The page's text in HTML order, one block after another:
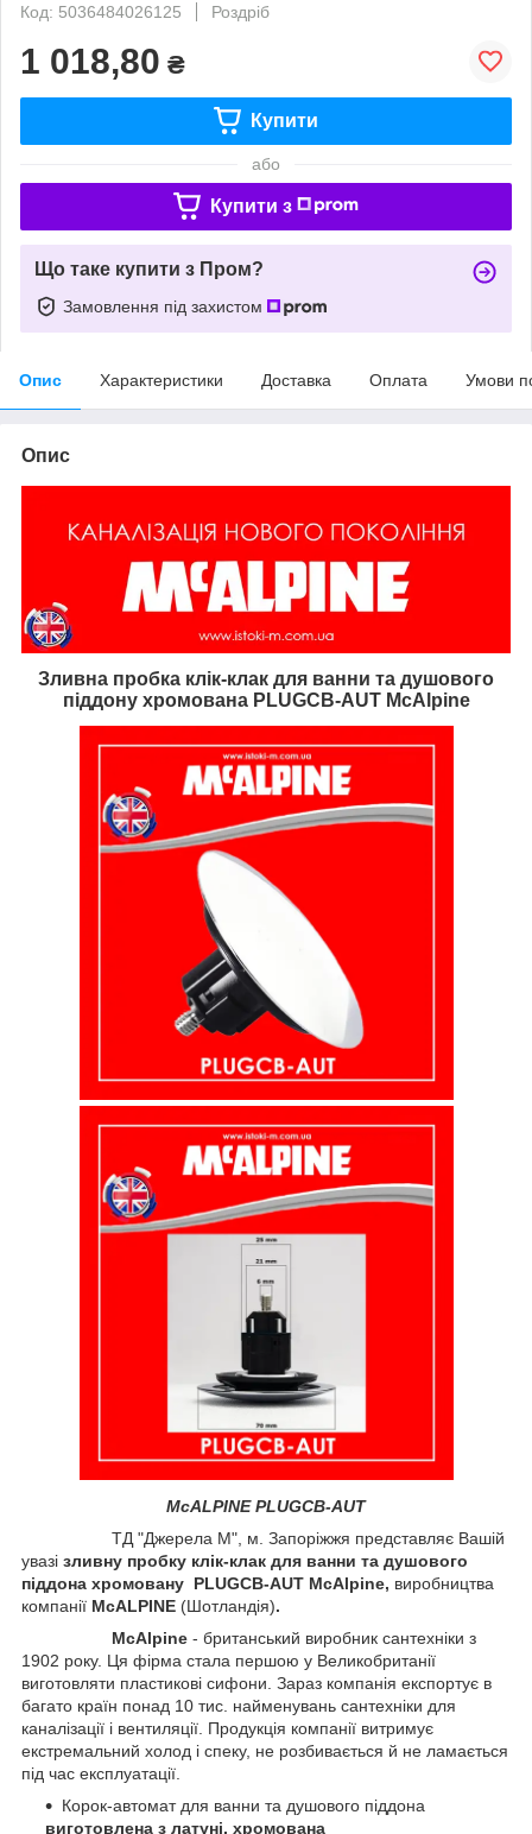
Код: 5036484026125
Роздріб
1 018,80 ₴
Купити
або
Купити з
Що таке купити з Пром?
Замовлення під захистом
Опис Характеристики Доставка Оплата Умови
Опис
Зливна пробка клік-клак для ванни та душового
піддону хромована PLUGCB-AUT McAlpine
McALPINE PLUGCB-AUT
ТД "Джерела М", м. Запоріжжя представляє Вашій
увазі зливну пробку клік-клак для ванни та душового
піддона хромовану PLUGCB-AUT McAlpine, виробництва
компанії McALPINE (Шотландія).
McAlpine - британський виробник сантехніки з
1902 року. Ця фірма стала першою у Великобританії
виготовляти пластикові сифони. Зараз компанія експортує в
багато країн понад 10 тис. найменувань сантехніки для
каналізації і вентиляції. Продукція компанії витримує
екстремальний холод і спеку, не розбивається й не ламається
під час експлуатації.
Корок-автомат для ванни та душового піддона
виготовлена з латуні, хромована